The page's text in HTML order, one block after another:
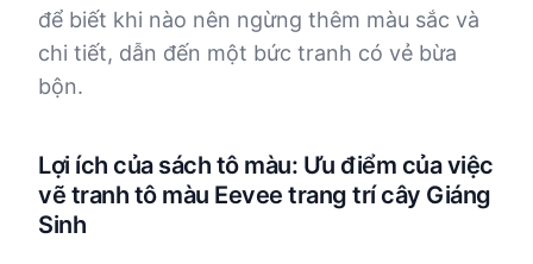
để biết khi nào nên ngừng thêm màu sắc và
chi tiết, dẫn đến một bức tranh có vẻ bừa
bộn.
Lợi ích của sách tô màu: Ưu điểm của việc
vẽ tranh tô màu Eevee trang trí cây Giáng
Sinh